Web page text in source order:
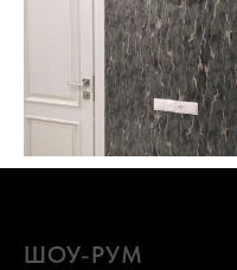
ШОУ-РУМ